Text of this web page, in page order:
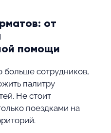
от
помощи
больше сотрудников,
палитру
Не стоит
поездками на